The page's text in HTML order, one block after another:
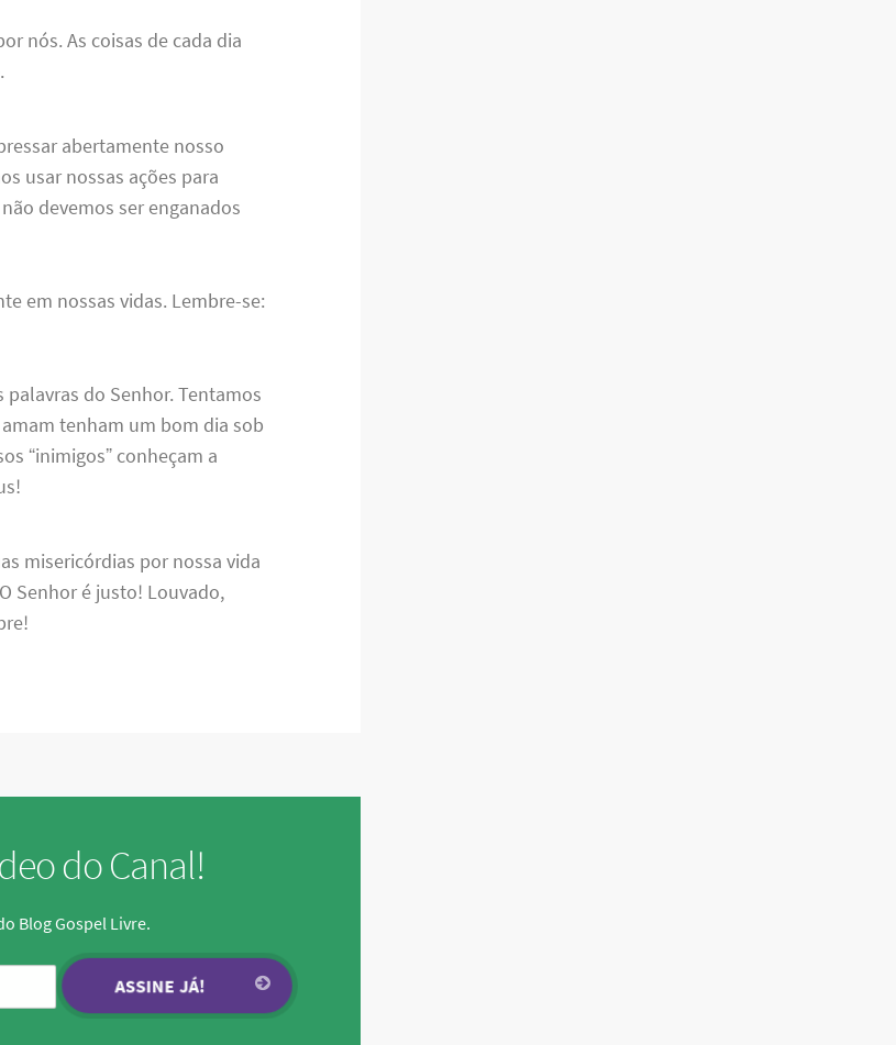
nós. As coisas de cada dia
abertamente nosso
usar nossas ações para
devemos ser enganados
em nossas vidas. Lembre-se:
do Senhor. Tentamos
tenham um bom dia sob
“inimigos” conheçam a
misericórdias por nossa vida
Senhor é justo! Louvado,
do Canal!
Blog Gospel Livre.